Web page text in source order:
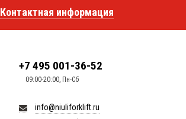
Контактная информация
+7 495 001-36-52
09:00-20:00, Пн-Сб
info@niuliforklift.ru